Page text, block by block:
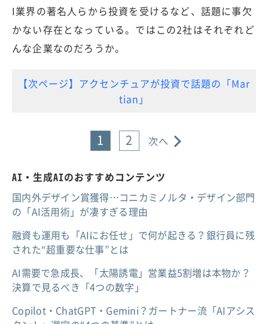
I業界の著名人らから投資を受けるなど、話題に事欠
かない存在となっている。ではこの2社はそれぞれど
んな企業なのだろうか。
【次ページ】アクセンチュアが投資で話題の「Mar
tian」
1 2 次へ
AI・生成AIのおすすめコンテンツ
国内外デザイン賞獲得…コニカミノルタ・デザイン部門
の「AI活用術」が凄すぎる理由
融資も運用も「AIにお任せ」で何が起きる？銀行員に残
された“超重要な仕事”とは
AI需要で急成長、「太陽誘電」営業益5割増は本物か？
決算で見るべき「4つの数字」
Copilot・ChatGPT・Gemini？ガートナー流「AIアシス